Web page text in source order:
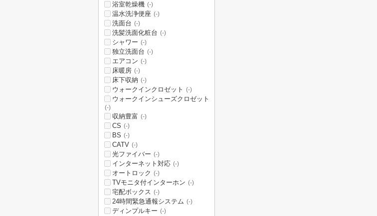
浴室乾燥機 (-)
温水洗浄便座 (-)
洗面台 (-)
洗髪洗面化粧台 (-)
シャワー (-)
独立洗面台 (-)
エアコン (-)
床暖房 (-)
床下収納 (-)
ウォークインクロゼット (-)
ウォークインシューズクロゼット
(-)
収納豊富 (-)
CS (-)
BS (-)
CATV (-)
光ファイバー (-)
インターネット対応 (-)
オートロック (-)
TVモニタ付インターホン (-)
宅配ボックス (-)
24時間緊急通報システム (-)
ディンプルキー (-)